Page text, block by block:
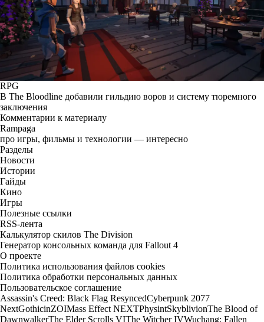
RPG
В The Bloodline добавили гильдию воров и систему тюремного
заключения
Комментарии к материалу
Rampaga
про игры, фильмы и технологии — интересно
Разделы
Новости
Истории
Гайды
Кино
Игры
Полезные ссылки
RSS-лента
Калькулятор скилов The Division
Генератор консольных команда для Fallout 4
О проекте
Политика использования файлов cookies
Политика обработки персональных данных
Пользовательское соглашение
Assassin's Creed: Black Flag ResyncedCyberpunk 2077
NextGothicinZOIMass Effect NEXTPhysintSkyblivionThe Blood of
DawnwalkerThe Elder Scrolls VIThe Witcher IVWuchang: Fallen